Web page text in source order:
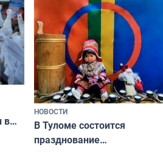
в
НОВОСТИ
В Туломе состоится
празднование